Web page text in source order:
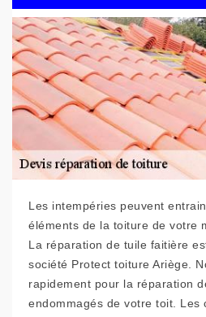
Les intempéries peuvent
éléments de la toiture de votre
La réparation de tuile faitière
société Protect toiture Ariège.
rapidement pour la réparation
endommagés de votre toit. Les